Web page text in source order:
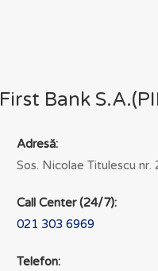
First Bank
Adresă:
Sos. Nicolae Titulescu
Call Center (24/7):
021 303 6969
Telefon: